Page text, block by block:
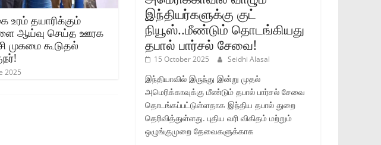
உரம் தயாரிக்கும்
ஆய்வு செய்த ஊரக
முகமை கூடுதல்
2025
இந்தியர்களுக்கு குட்
நியூஸ்..மீண்டும் தொடங்கியது
தபால் பார்சல் சேவை!
15 October 2025 Seidhi Alasal
இந்தியாவில் இருந்து இன்று முதல்
அமெரிக்காவுக்கு மீண்டும் தபால் பார்சல் சேவை
தொடங்கப்பட்டுள்ளதாக இந்திய தபால் துறை
தெரிவித்துள்ளது. புதிய வரி விகிதம் மற்றும்
ஒழுங்குமுறை தேவைகளுக்காக